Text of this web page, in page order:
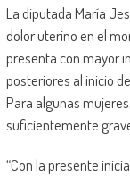
La diputada María
dolor uterino en el
presenta con mayor
posteriores al inicio
Para algunas
suficientemente
“Con la presente